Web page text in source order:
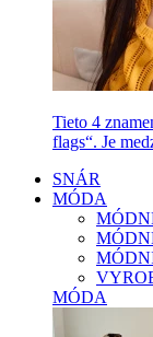
Tieto 4
flags“. Je
SNÁR
MÓDA
MÓDA